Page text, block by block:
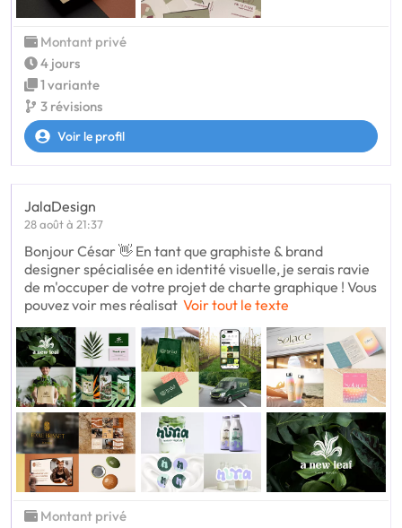
Montant privé
4 jours
1 variante
3 révisions
Voir le profil
JalaDesign
28 août à 21:37
Bonjour César 👋 En tant que graphiste & brand
designer spécialisée en identité visuelle, je serais ravie
de m'occuper de votre projet de charte graphique ! Vous
pouvez voir mes réalisat Voir tout le texte
Montant privé